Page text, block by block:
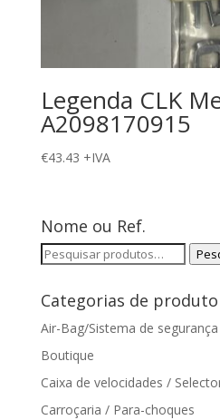
Legenda CLK
A2098170915
€43.43 +IVA
Nome ou Ref.
Pesquisar
Categorias de produto
Air-Bag/Sistema de segurança
Boutique
Caixa de velocidades /
Carroçaria / Para-choques